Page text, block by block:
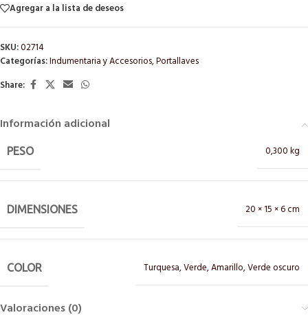
Agregar a la lista de deseos
SKU:02714
Categorías:Indumentaria y Accesorios,Portallaves
Share:
Información adicional
PESO 0,300 kg
DIMENSIONES 20 × 15 × 6 cm
COLOR Turquesa,Verde,Amarillo,Verde oscuro
Valoraciones (0)